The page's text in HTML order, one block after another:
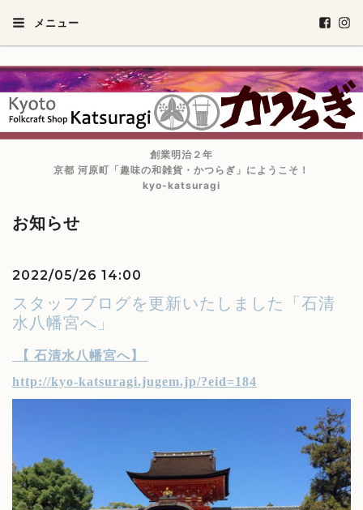
メニュー
創業明治２年
京都 河原町「趣味の和雑貨・かつらぎ」にようこそ！
kyo-katsuragi
お知らせ
2022/05/26 14:00
スタッフブログを更新いたしました「石清
水八幡宮へ」
【 石清水八幡宮へ】
http://kyo-katsuragi.jugem.jp/?eid=184